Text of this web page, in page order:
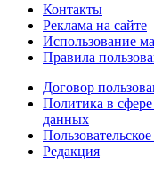
Контакты
Реклама на сайте
Использование
Правила
Договор
Политика в
данных
Редакция